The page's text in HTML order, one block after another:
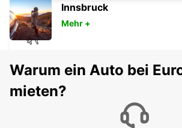
PUERTO DEL ROSARIO - SPAIN
Innsbruck
Mehr +
Warum ein Auto bei
mieten?